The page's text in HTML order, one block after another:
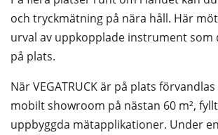
och tryckmätning på nära håll. Här
urval av uppkopplade instrument som
på plats.
När VEGATRUCK är på plats
mobilt showroom på nästan 60 m²,
uppbyggda mätapplikationer. Under